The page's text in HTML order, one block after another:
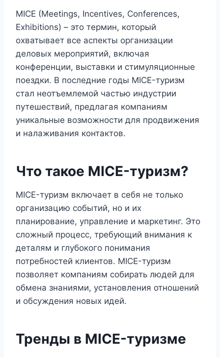
MICE (Meetings, Incentives, Conferences,
Exhibitions) – это термин, который
охватывает все аспекты организации
деловых мероприятий, включая
конференции, выставки и стимуляционные
поездки. В последние годы MICE-туризм
стал неотъемлемой частью индустрии
путешествий, предлагая компаниям
уникальные возможности для продвижения
и налаживания контактов.
Что такое MICE-туризм?
MICE-туризм включает в себя не только
организацию событий, но и их
планирование, управление и маркетинг. Это
сложный процесс, требующий внимания к
деталям и глубокого понимания
потребностей клиентов. MICE-туризм
позволяет компаниям собирать людей для
обмена знаниями, установления отношений
и обсуждения новых идей.
Тренды в MICE-туризме